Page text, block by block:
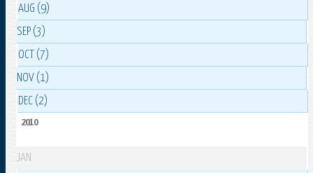
AUG (9)
SEP (3)
OCT (7)
NOV (1)
DEC (2)
2010
JAN